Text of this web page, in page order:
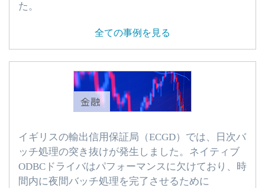
た。
全ての事例を見る
イギリスの輸出信用保証局（ECGD）では、日次バ
ッチ処理の突き抜けが発生しました。ネイティブ
ODBCドライバはパフォーマンスに欠けており、時
間内に夜間バッチ処理を完了させるために